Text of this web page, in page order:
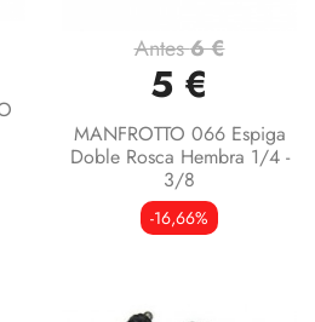
Antes6 €
5 €
MANFROTTO 066 Espiga
Doble Rosca Hembra 1/4 -
3/8
-16,66%